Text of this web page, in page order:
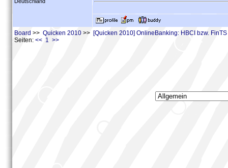
Board >> Quicken 2010 >> [Quicken 2010] OnlineBanking: HBCI bzw. FinTS
Seiten: << 1 >>